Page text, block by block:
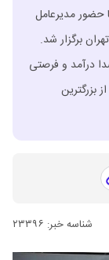
حضور مدیرعامل
برگزار شد.
درآمد و فرصتی
بزرگترین
شناسه خبر: ۲۳۳۹۶